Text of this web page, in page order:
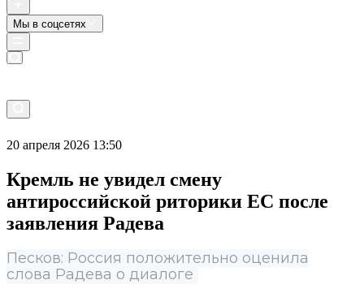
Мы в соцсетях
20 апреля 2026 13:50
Кремль не увидел смену
антироссийской риторики ЕС после
заявления Радева
Песков: Россия положительно оценила
слова Радева о диалоге